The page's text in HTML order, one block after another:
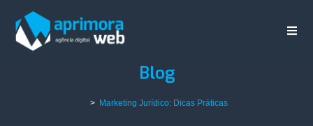
Blog
> Marketing Jurídico: Dicas Práticas